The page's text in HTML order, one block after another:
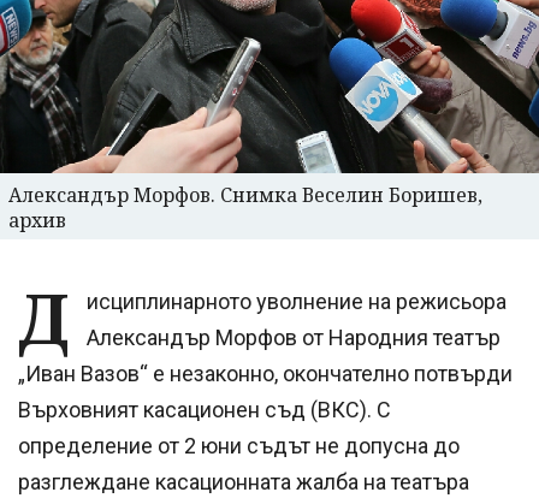
Александър Морфов. Снимка Веселин Боришев,
архив
Д
исциплинарното уволнение на режисьора
Александър Морфов от Народния театър
„Иван Вазов“ е незаконно, окончателно потвърди
Върховният касационен съд (ВКС). С
определение от 2 юни съдът не допусна до
разглеждане касационната жалба на театъра